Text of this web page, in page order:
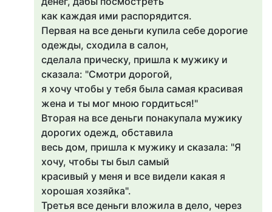
как каждая ими распорядится.
Первая на все деньги купила себе дорогие
одежды, сходила в салон,
сделала прическу, пришла к мужику и
сказала: "Смотри дорогой,
я хочу чтобы у тебя была самая красивая
жена и ты мог мною гордиться!"
Вторая на все деньги понакупала мужику
дорогих одежд, обставила
весь дом, пришла к мужику и сказала: "Я
хочу, чтобы ты был самый
красивый у меня и все видели какая я
хорошая хозяйка".
Третья все деньги вложила в дело, через